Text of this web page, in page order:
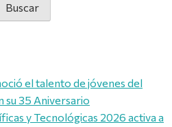
Buscar
el talento de jóvenes del
su 35 Aniversario
y Tecnológicas 2026 activa a